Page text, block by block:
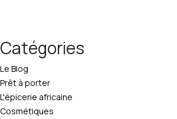
Catégories
Le Blog
Prêt à porter
L'épicerie africaine
Cosmétiques